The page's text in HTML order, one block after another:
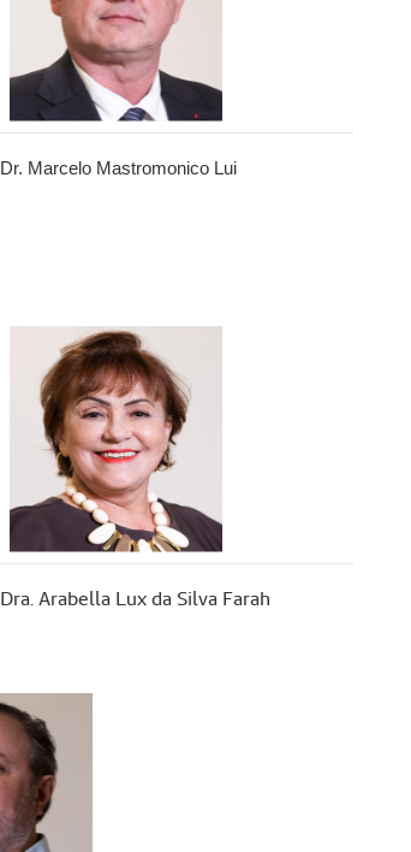
Dr. Marcelo Mastromonico Lui
Dra. Arabella Lux da Silva Farah